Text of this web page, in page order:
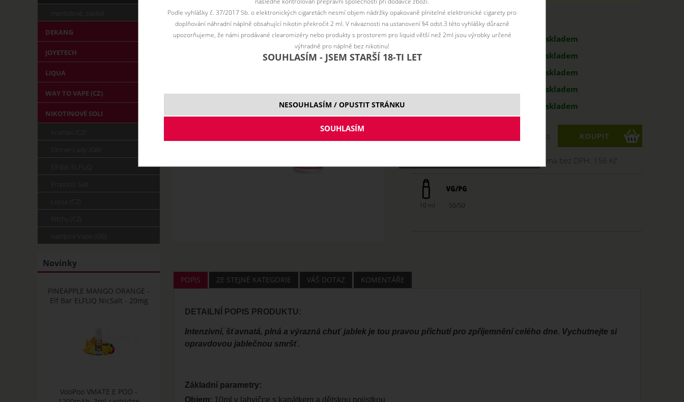
Vyberte variantu:
0 mg
189 Kč
skladem
skladem
skladem
skladem
skladem
ks
Cena bez DPH: 156 Kč
10 ml 50/50
POPIS ZE STEJNÉ KATEGORIE VÁŠ DOTAZ KOMENTÁŘE
DETAILNÍ POPIS PRODUKTU:
Intenzivní, šťavnatá, plná a výrazná chuť jablek je tou pravou příchutí pro zpříjemnění celého dne. Vychutnejte si
opravdovou jablečnou smršť.
Základní parametry:
Objem: 10ml.v lahvičce s kapátkem a dětskou pojistkou
DEKANG
JOYETECH
LIQUA
WAY TO VAPE (CZ)
NIKOTINOVÉ SOLI
Novinky
PINEAPPLE MANGO ORANGE -
Elf Bar ELFLIQ NicSalt - 20mg
VooPoo VMATE E POD -
Podle vyhlášky č. 37/2017 Sb. o elektronických cigaretách nesmí objem nádržky opakovaně plnitelné elektronické cigarety pro
doplňování náhradní náplně obsahující nikotin překročit 2 ml. V návaznosti na ustanovení §4 odst.3 této vyhlášky důrazně
upozorňujeme, že námi prodávané clearomizéry nebo produkty s prostorem pro liquid větší než 2ml jsou výrobky určené
výhradně pro náplně bez nikotinu!
SOUHLASÍM - JSEM STARŠÍ 18-TI LET
NESOUHLASÍM / OPUSTIT STRÁNKU